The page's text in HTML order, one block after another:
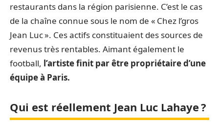
restaurants dans la région parisienne. C’est le cas
de la chaîne connue sous le nom de « Chez l’gros
Jean Luc ». Ces actifs constituaient des sources de
revenus très rentables. Aimant également le
football, l’artiste finit par être propriétaire d’une
équipe à Paris.
Qui est réellement Jean Luc Lahaye ?